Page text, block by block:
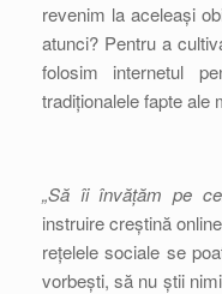
revenim la aceleași
atunci? Pentru a
folosim internetul
tradiționalele fapte ale
„Să îi învățăm pe
instruire creștină
rețelele sociale se
vorbești, să nu știi